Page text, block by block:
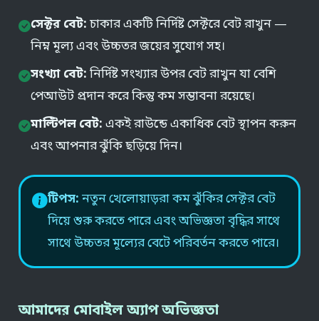
সেক্টর বেট: চাকার একটি নির্দিষ্ট সেক্টরে বেট রাখুন —
নিম্ন মূল্য এবং উচ্চতর জয়ের সুযোগ সহ।
সংখ্যা বেট: নির্দিষ্ট সংখ্যার উপর বেট রাখুন যা বেশি
পেআউট প্রদান করে কিন্তু কম সম্ভাবনা রয়েছে।
মাল্টিপল বেট: একই রাউন্ডে একাধিক বেট স্থাপন করুন
এবং আপনার ঝুঁকি ছড়িয়ে দিন।
টিপস: নতুন খেলোয়াড়রা কম ঝুঁকির সেক্টর বেট
দিয়ে শুরু করতে পারে এবং অভিজ্ঞতা বৃদ্ধির সাথে
সাথে উচ্চতর মূল্যের বেটে পরিবর্তন করতে পারে।
আমাদের মোবাইল অ্যাপ অভিজ্ঞতা